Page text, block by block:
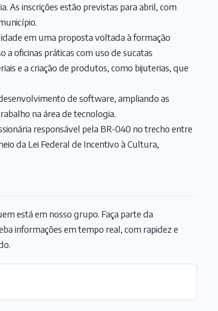
As inscrições estão previstas para abril, com
em uma proposta voltada à formação
a oficinas práticas com uso de sucatas
e a criação de produtos, como bijuterias, que
de software, ampliando as
na área de tecnologia.
responsável pela BR-040 no trecho entre
da Lei Federal de Incentivo à Cultura,
está em nosso grupo. Faça parte da
informações em tempo real, com rapidez e